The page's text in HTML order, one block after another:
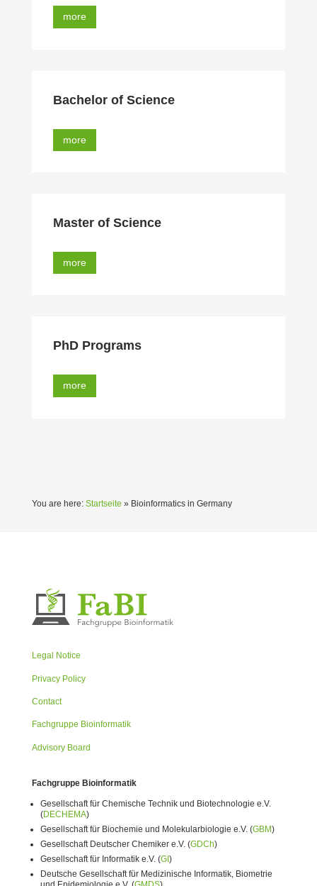
more
Bachelor of Science
more
Master of Science
more
PhD Programs
more
You are here: Startseite » Bioinformatics in Germany
Legal Notice
Privacy Policy
Contact
Fachgruppe Bioinformatik
Advisory Board
Fachgruppe Bioinformatik
Gesellschaft für Chemische Technik und Biotechnologie e.V.
(DECHEMA)
Gesellschaft für Biochemie und Molekularbiologie e.V. (GBM)
Gesellschaft Deutscher Chemiker e.V. (GDCh)
Gesellschaft für Informatik e.V. (GI)
Deutsche Gesellschaft für Medizinische Informatik, Biometrie